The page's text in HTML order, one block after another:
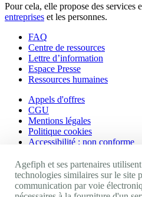
Pour cela, elle propose des services
entreprises et les personnes.
FAQ
Centre de ressources
Lettre d’information
Espace Presse
Ressources humaines
Appels d'offres
CGU
Mentions légales
Politique cookies
Accessibilité : non conforme
Nos autres sites
Site portail Agefiph
Agefiph et ses partenaires
technologies similaires sur le site
communication par voie